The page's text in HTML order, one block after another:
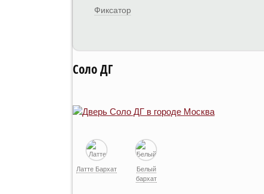
Фиксатор
Соло ДГ
Латте Бархат
Белый
бархат